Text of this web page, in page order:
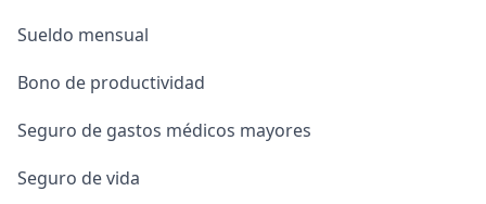
Sueldo mensual
Bono de productividad
Seguro de gastos médicos mayores
Seguro de vida